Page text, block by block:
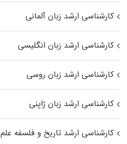
کارشناسی ارشد زبان آلمانی
کارشناسی ارشد زبان انگلیسی
کارشناسی ارشد زبان روسی
کارشناسی ارشد زبان ژاپنی
کارشناسی ارشد تاریخ و فلسفه علم